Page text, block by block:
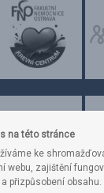
na této stránce
ke
webu, zajištění
přizpůsobení obsahu.